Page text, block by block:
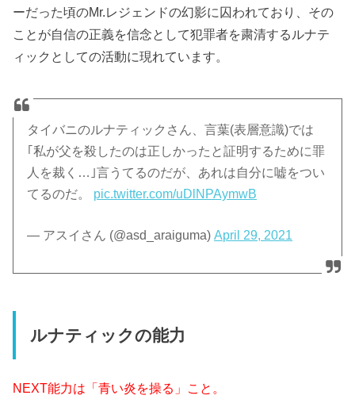
ーだった頃のMr.レジェンドの幻影に囚われており、その
ことが自信の正義を信念として犯罪者を粛清するルナテ
ィックとしての活動に現れています。
タイバニのルナティックさん、言葉(表層意識)では
｢私が父を殺したのは正しかったと証明するために罪
人を裁く…｣言うてるのだが、あれは自分に嘘をつい
てるのだ。 pic.twitter.com/uDlNPAymwB
— アスイさん (@asd_araiguma)April 29, 2021
ルナティックの能力
NEXT能力は「青い炎を操る」こと。